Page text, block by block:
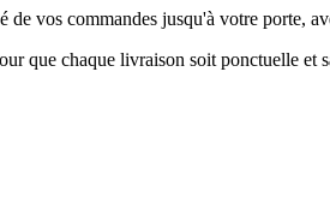
de vos commandes jusqu'à votre porte,
que chaque livraison soit ponctuelle et